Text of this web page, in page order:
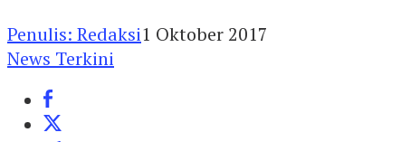
Penulis: Redaksi1 Oktober 2017
News Terkini